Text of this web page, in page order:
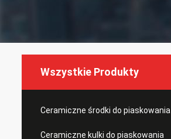
Wszystkie Produkty
Ceramiczne środki do piaskowania
Ceramiczne kulki do piaskowania